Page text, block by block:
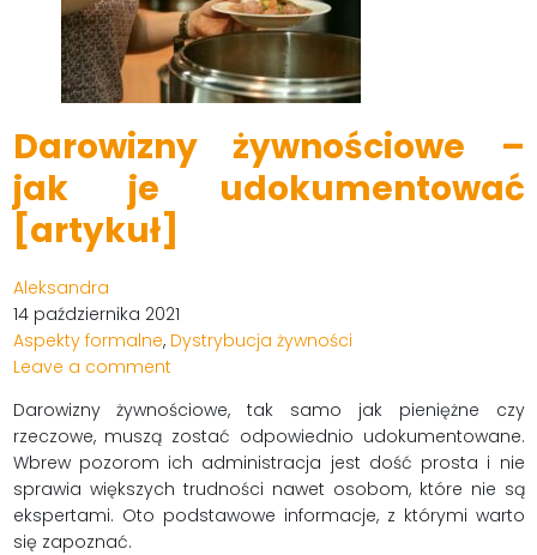
Darowizny żywnościowe –
jak je udokumentować
[artykuł]
Aleksandra
14 października 2021
Aspekty formalne, Dystrybucja żywności
Leave a comment
Darowizny żywnościowe, tak samo jak pieniężne czy
rzeczowe, muszą zostać odpowiednio udokumentowane.
Wbrew pozorom ich administracja jest dość prosta i nie
sprawia większych trudności nawet osobom, które nie są
ekspertami. Oto podstawowe informacje, z którymi warto
się zapoznać.